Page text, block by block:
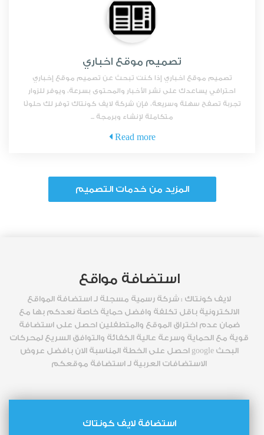
تصميم موقع اخباري
تصميم موقع اخباري إذا كنت تبحث عن تصميم موقع إخباري
احترافي يساعدك على نشر الأخبار والمحتوى بسرعة، ويوفر للزوار
تجربة تصفح سهلة وسريعة، فإن شركة لايف كونتاك توفر لك حلولًا
متكاملة لإنشاء وبرمجة ...
Read more
المزيد من خدمات التصميم
استضافة مواقع
لايف كونتاك : شركة رسمية مسجلة لـ استضافة المواقع
الالكترونية باقل تكلفة وافضل حماية خاصة نعدكم بها مع
ضمان عدم اختراق الموقع والمتطفلين احصل على استضافة
قوية مع الحماية وسرعة عالية الكفائة والتوافق السريع لمحركات
البحث google احصل على الخطة المناسبة الان بافضل عروض
الاستضافات العربية لـ استضافة موقعكم
استضافة لايف كونتاك